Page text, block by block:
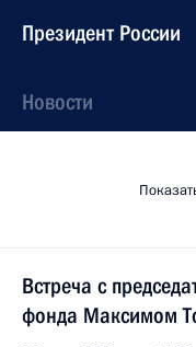
Президент России
Новости
Встреча с
фонда Максимом